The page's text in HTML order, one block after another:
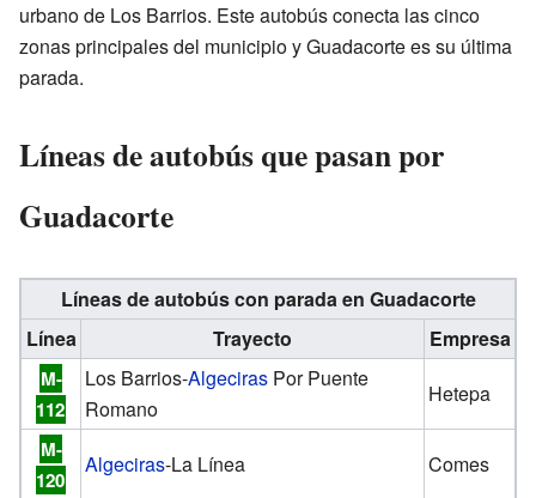
urbano de Los Barrios. Este autobús conecta las cinco
zonas principales del municipio y Guadacorte es su última
parada.
Líneas de autobús que pasan por
Guadacorte
Líneas de autobús con parada en Guadacorte
Línea
Trayecto Empresa
M-
112
Los Barrios-Algeciras Por Puente
Romano
Hetepa
M-
120
Algeciras-La Línea Comes